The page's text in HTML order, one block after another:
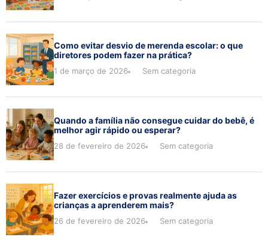
Como evitar desvio de merenda escolar: o que
diretores podem fazer na prática?
1 de março de 2026 Sem categoria
Quando a família não consegue cuidar do bebê, é
melhor agir rápido ou esperar?
28 de fevereiro de 2026 Sem categoria
Fazer exercícios e provas realmente ajuda as
crianças a aprenderem mais?
26 de fevereiro de 2026 Sem categoria